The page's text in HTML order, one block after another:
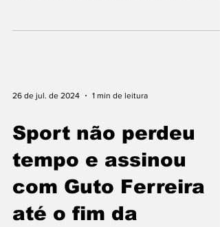
26 de jul. de 2024 1 min de leitura
Sport não perdeu
tempo e assinou
com Guto Ferreira
até o fim da